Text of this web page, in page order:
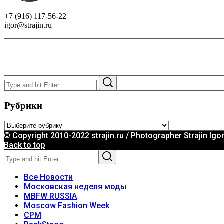
+7 (916) 117-56-22
igor@strajin.ru
Search
for:
Рубрики
Рубрики
© Copyright 2010-2022 strajin.ru / Photographer Strajin Igor
Back to top
Search
for:
Все Новости
Московская неделя моды
MBFW RUSSIA
Moscow Fashion Week
CPM